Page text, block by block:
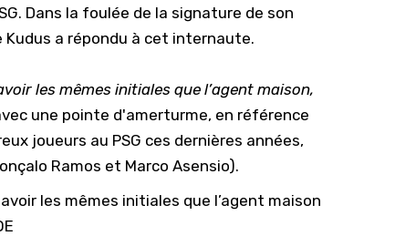
Dans la foulée de la signature de son
a répondu à cet internaute.
les mêmes initiales que l’agent maison,
une pointe d'amerturme, en référence
joueurs au PSG ces dernières années,
Ramos et Marco Asensio).
les mêmes initiales que l’agent maison